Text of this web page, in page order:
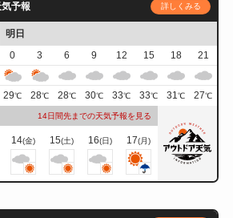
予報 詳しくみる
明日
0 3 6 9 12 15 18
21
29℃ 28℃ 28℃ 30℃ 33℃ 33℃ 31℃ 27℃
14日間先までの天気予報を見る
14(金) 15(土) 16(日) 17(月)